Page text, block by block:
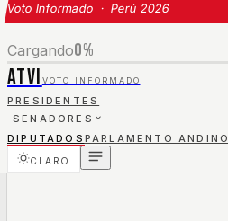
Voto Informado · Perú 2026
Cargando0%
ATVI VOTO INFORMADO
PRESIDENTES
SENADORES
DIPUTADOS PARLAMENTO ANDINO
CLARO